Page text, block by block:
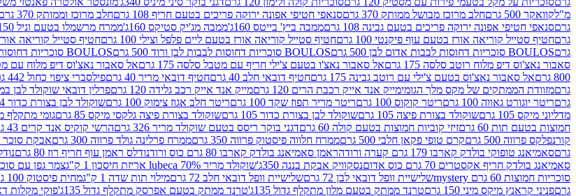
מ"לקוואקר 500 גרם חלב מרוכז מבושל ממותק 370 גרם סנאפי חטיפי אפונה ירוקה פריכים בטעם חריף 108 גרם חלב מרוכז וממותק 370 גרם
גרםסנאפי חטיפי אפונה ירוקה פריכים בטעם גבינה 108 גרם ממבה ביץ' בייטס 160ג' ממבה מג'יק סטיקס 160ג' ממרח מרשמלו בטעם וניל 150 גרם
גרםחטיף סטייל קוריאה אורז בטעם עוף פיקנטי 100 גרם חטיף סטייל קוריאה אורז בטעם ליים פלפל וצילי 100 גרם חטיף סטייל קוריאה אורז
גרםBOULOS סוכריות דחוסות לבבות אדום לבן 500 גרם BOULOS סוכריות דחוסות לבבות לבן ורוד 500 גרם BOULOS סוכריות דחוסות לבבות כחול לבן 500 גרם
סאבור נאצ'וס דיפ מלוח רוטב סלסה 175 גרם
אל סאבור נאצ'ו בטעם צ'ילי חריף עם מטבל סלסה 175 גרם אל סאבור נאצ'וס דיפ מלוח עם מטבל
800 גרם
אל סאבור נאצ'וס בטעם צ'ילי עם רוטב גבינה 175 גרם חטיף דובאי חלב 40 גרם חטיף דובאי מריר 40 גרם פילסברי ציפוי כחול 442 גרם
גרםמזוודת הממתקים של מקס מלך הגומימייק אנד אייק רכבת הרים 120 גרם מייק אנד אייק רכב גלידה 120 גרם פרלין דובאי שוקולד לבן
גרםריטר יוגורט גאווה 100 גרם ריטר קוקוס 100 גרם ריטר מריר תפוז שקד 100 גרם ריטר חלב אגוז צימוק 100 גרם שוקולד לבן בצורת כדור 44 גרם
מדליוני מיקס 105 גרם
שוקולד בצורת פיצה 105 גרם שוקולד לבן בצורת כדור 105 גרם שוקולד בצורת פיצה גלקסי מיקס 85 גרם גומי מתקלף מנגו
חמוצות בטעם תות 60 גרם
זיזי קוביות חמוצות בטעם קולה 60 גרם דגני בוקר ריסס בטעם שוקולד מריר 326 גרם הרשי קוקיס אנד קרים 43 גרם
קורנפלקס פרווה 500 גרם
קרם טופי פקאן חלבי 500 גרם ממרח חלווה פיסטוק פרווה 350 גרם ממרח פרלינה גולד פרווה 300 גרם אבקת סוכר
גרםסאמיאנג טופוקי בולדק קארבו 179 גרם קערה ורודה ראמן סאמיאנג בולדק קארבו 80 גרם כוס ורוד נודלס ראמן עוף חריף רוז 80 גרם נודלס
סאמיאנג בולדק חריף אקסטרים 70 גרם כוס אדום
נסקוויק אבקת בננה 350ג' שוקולד מריר 70% lubeca אריזת חיסכון 1 ק"ג צמר גפן עם
סוכריות חמוצות 60 גרם mystery
שלישיית וופל דובאי לבן 72 גרם שלישיית וופל דובאי חלב 72 גרם מילוי תות שדה 1 ק"ג מחית פיסטוק 100 ג'
גרםפניני קראנץ מיקס מיני 150 גרם טרנד ממתק בטעם מלון מתקלף גדול 135ג' טרנד ממתק בטעם אפרסק מתקלף גדול 135ג' פוקי מקלות